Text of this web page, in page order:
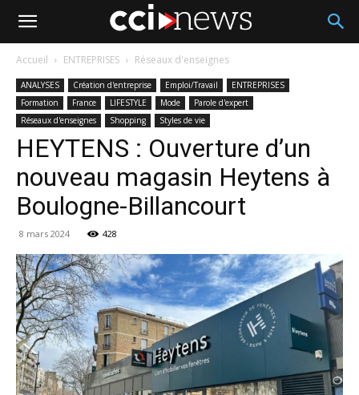
Accueil ENTREPRISES Réseaux d'enseignes
ANALYSES Création d'entreprise Emploi/Travail
ENTREPRISES
Formation
France LIFESTYLE Mode
Parole d'expert
Réseaux d'enseignes
Shopping Styles de vie
HEYTENS : Ouverture d’un
nouveau magasin Heytens à
Boulogne-Billancourt
8 mars 2024 428